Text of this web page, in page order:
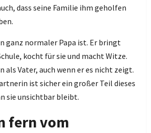
dass seine Familie ihm geholfen
ganz normaler Papa ist. Er bringt
kocht für sie und macht Witze.
als Vater, auch wenn er es nicht zeigt.
ist sicher ein großer Teil dieses
sie unsichtbar bleibt.
fern vom